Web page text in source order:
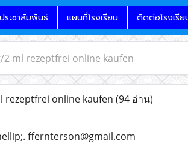
ระชาสัมพันธ์ แผนที่โรงเรียน ติดต่อโรงเรีย
ml rezeptfrei online kaufen
rezeptfrei online kaufen (94 อ่าน)
ffernterson@gmail.com